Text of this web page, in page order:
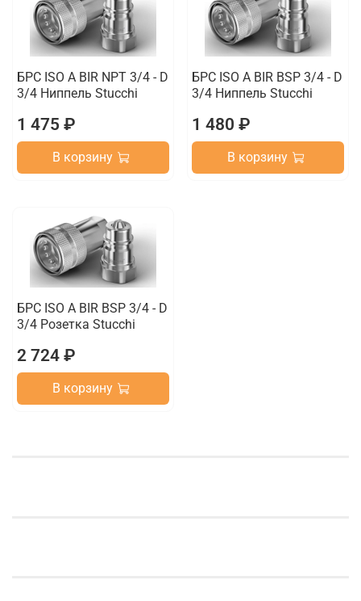
БРС ISO A BIR NPT 3/4 - D
3/4 Ниппель Stucchi
1 475 ₽
В корзину
БРС ISO A BIR BSP 3/4 - D
3/4 Ниппель Stucchi
1 480 ₽
В корзину
БРС ISO A BIR BSP 3/4 - D
3/4 Розетка Stucchi
2 724 ₽
В корзину